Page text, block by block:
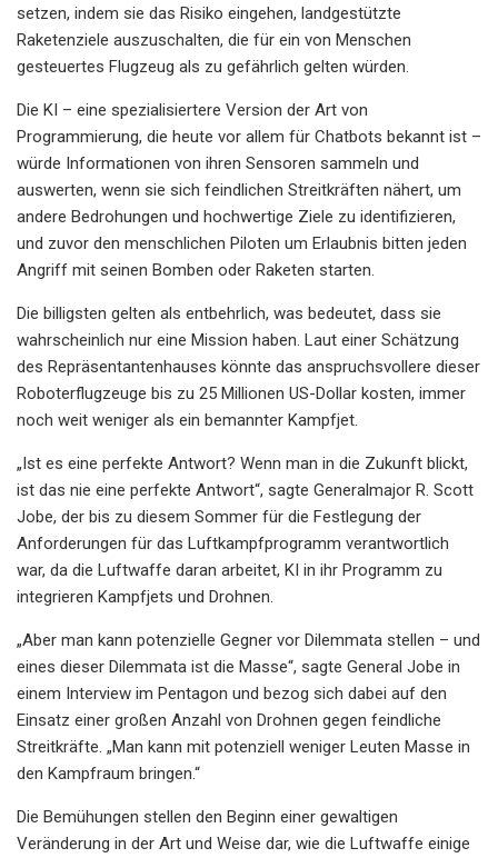
setzen, indem sie das Risiko eingehen, landgestützte
Raketenziele auszuschalten, die für ein von Menschen
gesteuertes Flugzeug als zu gefährlich gelten würden.
Die KI – eine spezialisiertere Version der Art von
Programmierung, die heute vor allem für Chatbots bekannt ist –
würde Informationen von ihren Sensoren sammeln und
auswerten, wenn sie sich feindlichen Streitkräften nähert, um
andere Bedrohungen und hochwertige Ziele zu identifizieren,
und zuvor den menschlichen Piloten um Erlaubnis bitten jeden
Angriff mit seinen Bomben oder Raketen starten.
Die billigsten gelten als entbehrlich, was bedeutet, dass sie
wahrscheinlich nur eine Mission haben. Laut einer Schätzung
des Repräsentantenhauses könnte das anspruchsvollere dieser
Roboterflugzeuge bis zu 25 Millionen US-Dollar kosten, immer
noch weit weniger als ein bemannter Kampfjet.
„Ist es eine perfekte Antwort? Wenn man in die Zukunft blickt,
ist das nie eine perfekte Antwort“, sagte Generalmajor R. Scott
Jobe, der bis zu diesem Sommer für die Festlegung der
Anforderungen für das Luftkampfprogramm verantwortlich
war, da die Luftwaffe daran arbeitet, KI in ihr Programm zu
integrieren Kampfjets und Drohnen.
„Aber man kann potenzielle Gegner vor Dilemmata stellen – und
eines dieser Dilemmata ist die Masse“, sagte General Jobe in
einem Interview im Pentagon und bezog sich dabei auf den
Einsatz einer großen Anzahl von Drohnen gegen feindliche
Streitkräfte. „Man kann mit potenziell weniger Leuten Masse in
den Kampfraum bringen.“
Die Bemühungen stellen den Beginn einer gewaltigen
Veränderung in der Art und Weise dar, wie die Luftwaffe einige